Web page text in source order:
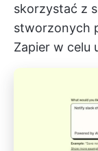
skorzystać z
stworzonych
Zapier w celu